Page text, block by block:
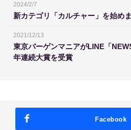
2024/2/7
新カテゴリ「カルチャー」を始め
2021/12/13
東京バーゲンマニアがLINE「
年連続大賞を受賞
Facebook